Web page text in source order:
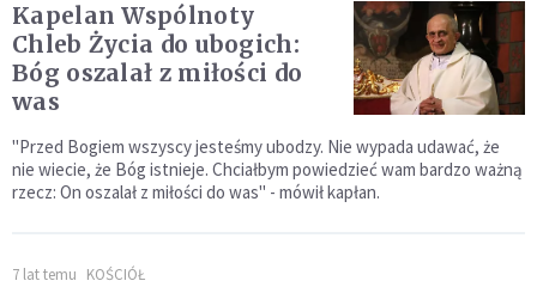
Kapelan Wspólnoty
Chleb Życia do ubogich:
Bóg oszalał z miłości do
was
"Przed Bogiem wszyscy jesteśmy ubodzy. Nie wypada udawać, że
nie wiecie, że Bóg istnieje. Chciałbym powiedzieć wam bardzo ważną
rzecz: On oszalał z miłości do was" - mówił kapłan.
7 lat temu KOŚCIÓŁ